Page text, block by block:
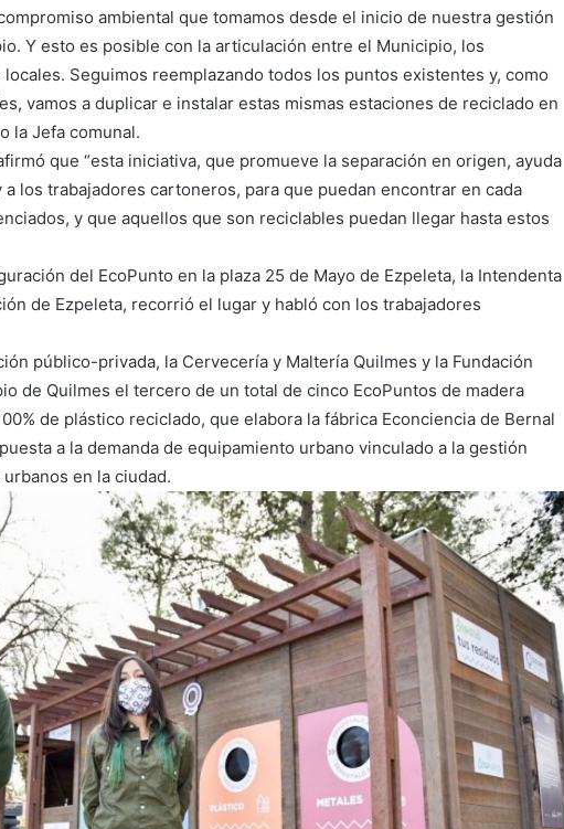
ambiental que tomamos desde el inicio de nuestra gestión
Y esto es posible con la articulación entre el Municipio, los
Seguimos reemplazando todos los puntos existentes y, como
vamos a duplicar e instalar estas mismas estaciones de reciclado en
la Jefa comunal.
que “esta iniciativa, que promueve la separación en origen, ayuda
los trabajadores cartoneros, para que puedan encontrar en cada
y que aquellos que son reciclables puedan llegar hasta estos
del EcoPunto en la plaza 25 de Mayo de Ezpeleta, la Intendenta
de Ezpeleta, recorrió el lugar y habló con los trabajadores
público-privada, la Cervecería y Maltería Quilmes y la Fundación
de Quilmes el tercero de un total de cinco EcoPuntos de madera
de plástico reciclado, que elabora la fábrica Econciencia de Bernal
a la demanda de equipamiento urbano vinculado a la gestión
en la ciudad.